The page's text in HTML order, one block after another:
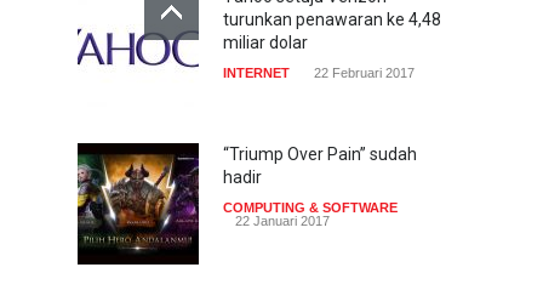
turunkan penawaran ke 4,48
miliar dolar
INTERNET 22 Februari 2017
“Triump Over Pain” sudah
hadir
COMPUTING & SOFTWARE
22 Januari 2017